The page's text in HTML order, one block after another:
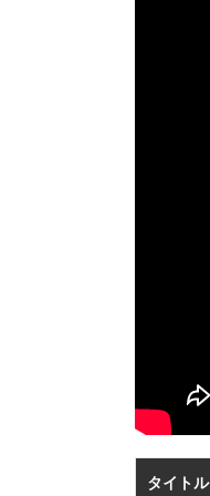
タイトル